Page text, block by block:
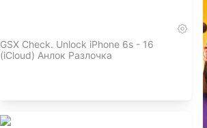
GSX Check. Unlock iPhone 6s - 16
(iCloud) Анлок Разлочка